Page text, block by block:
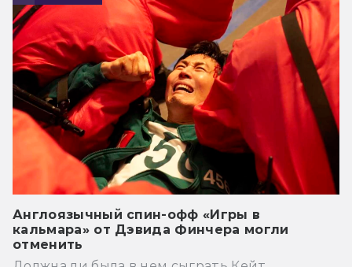
Англоязычный спин-офф «Игры в
кальмара» от Дэвида Финчера могли
отменить